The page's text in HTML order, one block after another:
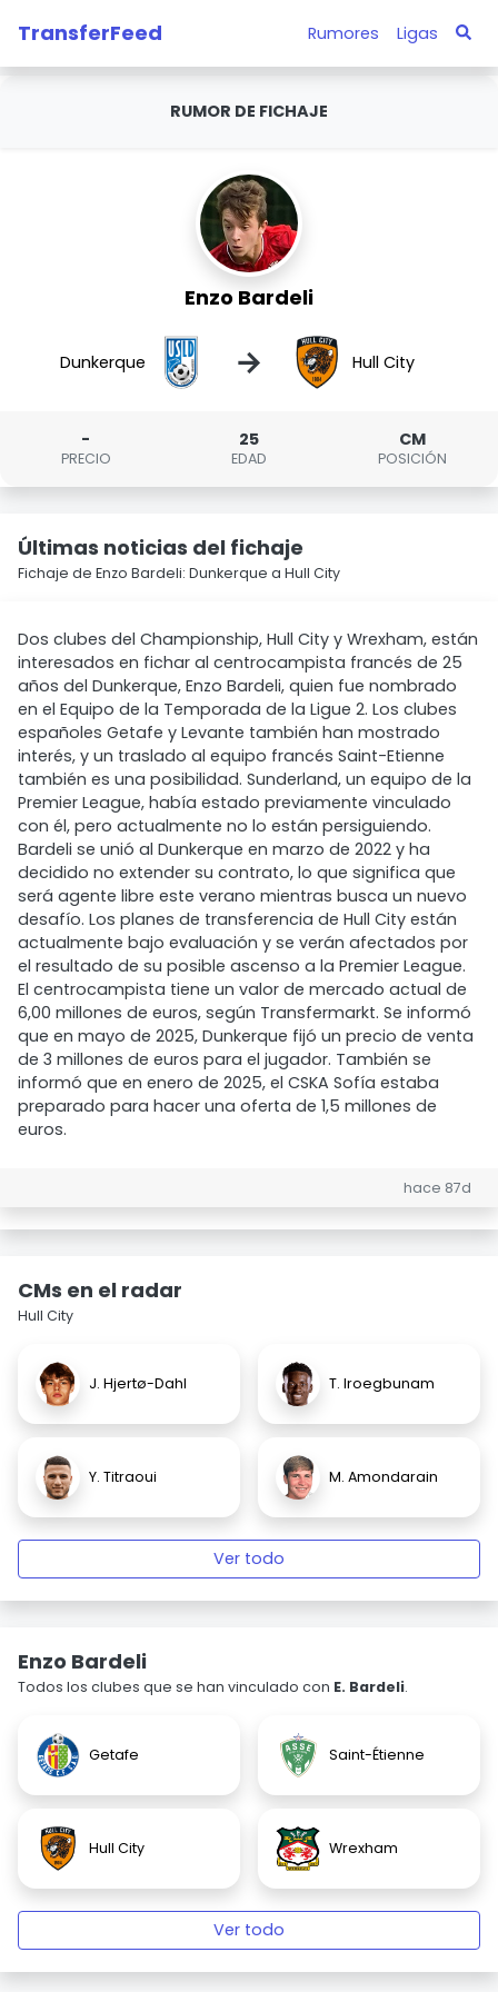
TransferFeed Rumores Ligas
RUMOR DE FICHAJE
Enzo Bardeli
Dunkerque → Hull City
-
PRECIO
25
EDAD
CM
POSICIÓN
Últimas noticias del fichaje
Fichaje de Enzo Bardeli: Dunkerque a Hull City
Dos clubes del Championship, Hull City y Wrexham, están
interesados en fichar al centrocampista francés de 25
años del Dunkerque, Enzo Bardeli, quien fue nombrado
en el Equipo de la Temporada de la Ligue 2. Los clubes
españoles Getafe y Levante también han mostrado
interés, y un traslado al equipo francés Saint-Etienne
también es una posibilidad. Sunderland, un equipo de la
Premier League, había estado previamente vinculado
con él, pero actualmente no lo están persiguiendo.
Bardeli se unió al Dunkerque en marzo de 2022 y ha
decidido no extender su contrato, lo que significa que
será agente libre este verano mientras busca un nuevo
desafío. Los planes de transferencia de Hull City están
actualmente bajo evaluación y se verán afectados por
el resultado de su posible ascenso a la Premier League.
El centrocampista tiene un valor de mercado actual de
6,00 millones de euros, según Transfermarkt. Se informó
que en mayo de 2025, Dunkerque fijó un precio de venta
de 3 millones de euros para el jugador. También se
informó que en enero de 2025, el CSKA Sofía estaba
preparado para hacer una oferta de 1,5 millones de
euros.
hace 87d
CMs en el radar
Hull City
J. Hjertø-Dahl T. Iroegbunam
Y. Titraoui M. Amondarain
Ver todo
Enzo Bardeli
Todos los clubes que se han vinculado con E. Bardeli.
Getafe Saint-Étienne
Hull City Wrexham
Ver todo